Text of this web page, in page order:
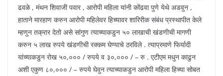
ढवळे , मंथन शिवाजी पवार , आरोपी महिला यांनी कोंढवा पुणे येथे अडवुन ,
हाताने मारहाण करुन आरोपी महिलेवर हिच्यावर शारिरीक संबंध प्रस्थापीत केले
म्हणुन तक्रार देतो असे सांगुण त्याच्याकडुन ५० लाखाची खंडणीची मागणी
करुन ५ लाख रुपये खंडणीची रक्कम घेण्याचे ठरविले . त्याप्रमाणे फिर्यादी
यांच्याकडुन रोख ५०,००० / रुपये व ३०,००० / – रु . एटीएम मधुन काढुन
अशी एकुण ८०,००० / – रुपये घेवुन त्याच्याकडुन आरोपी महिला हिच्या सोबत